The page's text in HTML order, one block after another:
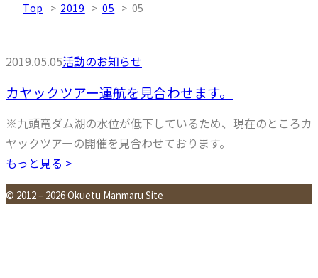
Top 2019 05 05
2019.05.05活動のお知らせ
カヤックツアー運航を見合わせます。
※九頭竜ダム湖の水位が低下しているため、現在のところカ
ヤックツアーの開催を見合わせております。
もっと見る >
© 2012 – 2026 Okuetu Manmaru Site